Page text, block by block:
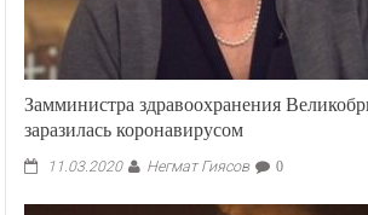
Замминистра здравоохранения
заразилась коронавирусом
11.03.2020 Негмат Гиясов 0